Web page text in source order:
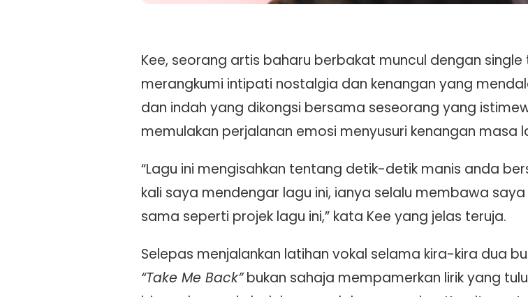
Kee, seorang artis baharu berbakat muncul dengan single
merangkumi intipati nostalgia dan kenangan yang
dan indah yang dikongsi bersama seseorang yang
memulakan perjalanan emosi menyusuri kenangan masa
“Lagu ini mengisahkan tentang detik-detik manis anda
kali saya mendengar lagu ini, ianya selalu membawa
sama seperti projek lagu ini,” kata Kee yang jelas teruja.
Selepas menjalankan latihan vokal selama kira-kira dua
“Take Me Back”bukan sahaja mempamerkan lirik yang